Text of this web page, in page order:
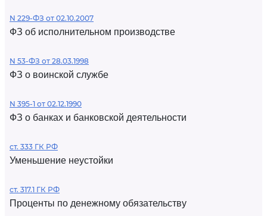
N 229-ФЗ от 02.10.2007
ФЗ об исполнительном производстве
N 53-ФЗ от 28.03.1998
ФЗ о воинской службе
N 395-1 от 02.12.1990
ФЗ о банках и банковской деятельности
ст. 333 ГК РФ
Уменьшение неустойки
ст. 317.1 ГК РФ
Проценты по денежному обязательству